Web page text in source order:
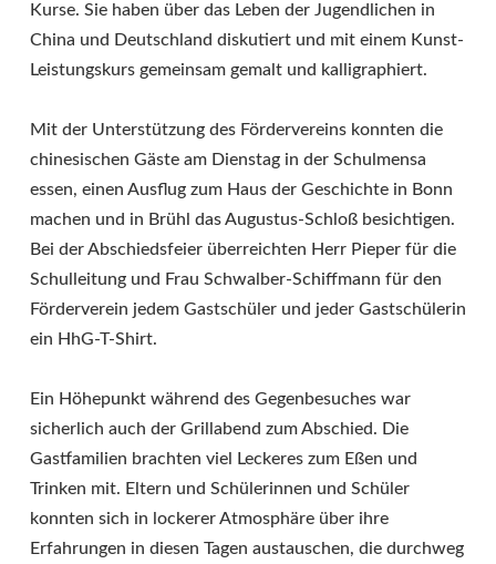
Kurse. Sie haben über das Leben der Jugendlichen in
China und Deutschland diskutiert und mit einem Kunst-
Leistungskurs gemeinsam gemalt und kalligraphiert.
Mit der Unterstützung des Fördervereins konnten die
chinesischen Gäste am Dienstag in der Schulmensa
essen, einen Ausflug zum Haus der Geschichte in Bonn
machen und in Brühl das Augustus-Schloß besichtigen.
Bei der Abschiedsfeier überreichten Herr Pieper für die
Schulleitung und Frau Schwalber-Schiffmann für den
Förderverein jedem Gastschüler und jeder Gastschülerin
ein HhG-T-Shirt.
Ein Höhepunkt während des Gegenbesuches war
sicherlich auch der Grillabend zum Abschied. Die
Gastfamilien brachten viel Leckeres zum Eßen und
Trinken mit. Eltern und Schülerinnen und Schüler
konnten sich in lockerer Atmosphäre über ihre
Erfahrungen in diesen Tagen austauschen, die durchweg